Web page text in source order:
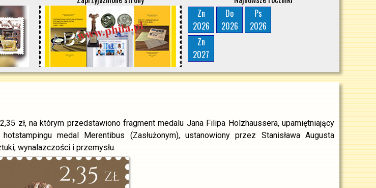
Zn
2026
Do
2026
Ps
2026
Zn
2027
zł, na którym przedstawiono fragment medalu Jana Filipa Holzhaussera, upamiętniający
medal Merentibus (Zasłużonym), ustanowiony przez Stanisława Augusta
wynalazczości i przemysłu.